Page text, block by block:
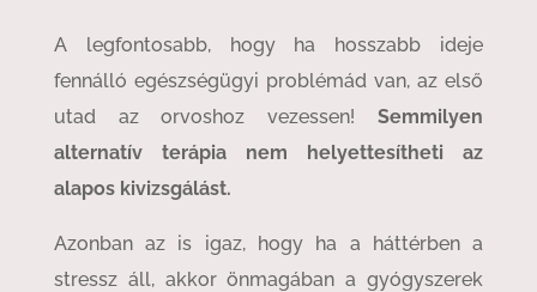
A legfontosabb, hogy ha hosszabb ideje
fennálló egészségügyi problémád van, az első
utad az orvoshoz vezessen!Semmilyen
alternatív terápia nem helyettesítheti az
alapos kivizsgálást.
Azonban az is igaz, hogy ha a háttérben a
stressz áll, akkor önmagában a gyógyszerek